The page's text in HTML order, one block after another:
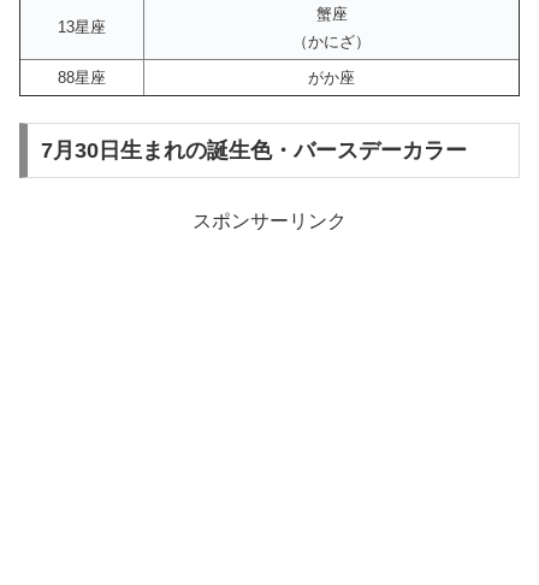
13星座
蟹座
（かにざ）
88星座
がか座
7月30日生まれの誕生色・バースデーカラー
スポンサーリンク